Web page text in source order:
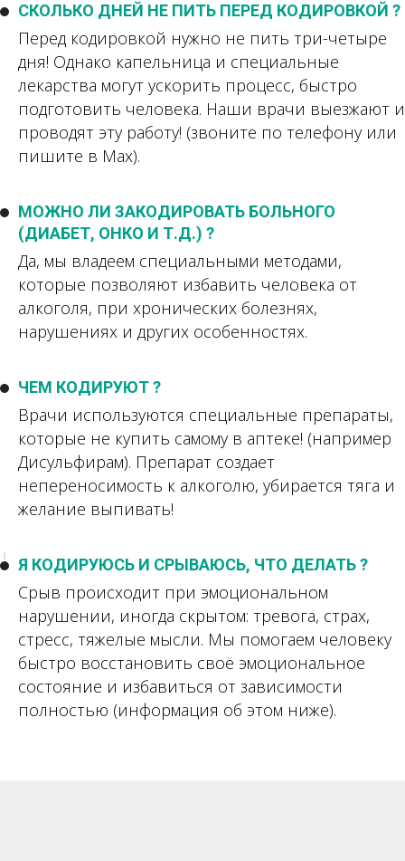
СКОЛЬКО ДНЕЙ НЕ ПИТЬ ПЕРЕД КОДИРОВКОЙ ?
Перед кодировкой нужно не пить три-четыре
дня! Однако капельница и специальные
лекарства могут ускорить процесс, быстро
подготовить человека. Наши врачи выезжают и
проводят эту работу! (звоните по телефону или
пишите в Мах).
МОЖНО ЛИ ЗАКОДИРОВАТЬ БОЛЬНОГО
(ДИАБЕТ, ОНКО И Т.Д.) ?
Да, мы владеем специальными методами,
которые позволяют избавить человека от
алкоголя, при хронических болезнях,
нарушениях и других особенностях.
ЧЕМ КОДИРУЮТ ?
Врачи используются специальные препараты,
которые не купить самому в аптеке! (например
Дисульфирам). Препарат создает
непереносимость к алкоголю, убирается тяга и
желание выпивать!
Я КОДИРУЮСЬ И СРЫВАЮСЬ, ЧТО ДЕЛАТЬ ?
Срыв происходит при эмоциональном
нарушении, иногда скрытом: тревога, страх,
стресс, тяжелые мысли. Мы помогаем человеку
быстро восстановить своё эмоциональное
состояние и избавиться от зависимости
полностью (информация об этом ниже).